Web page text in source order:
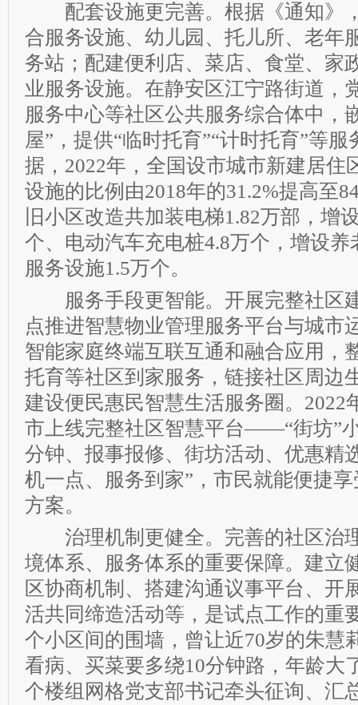
配套设施更完善。根据《通知》
合服务设施、幼儿园、托儿所、老年
务站；配建便利店、菜店、食堂、家
业服务设施。在静安区江宁路街道，
服务中心等社区公共服务综合体中，
屋”，提供“临时托育”“计时托育”等
据，2022年，全国设市城市新建居住
设施的比例由2018年的31.2%提高至
旧小区改造共加装电梯1.82万部，增
个、电动汽车充电桩4.8万个，增设
服务设施1.5万个。
服务手段更智能。开展完整社区
点推进智慧物业管理服务平台与城市
智能家庭终端互联互通和融合应用，
托育等社区到家服务，链接社区周边
建设便民惠民智慧生活服务圈。2022
市上线完整社区智慧平台——“街坊”
分钟、报事报修、街坊活动、优惠精
机一点、服务到家”，市民就能便捷
方案。
治理机制更健全。完善的社区治
境体系、服务体系的重要保障。建立
区协商机制、搭建沟通议事平台、开
活共同缔造活动等，是试点工作的重
个小区间的围墙，曾让近70岁的朱慧
看病、买菜要多绕10分钟路，年龄大
个楼组网格党支部书记牵头征询、汇